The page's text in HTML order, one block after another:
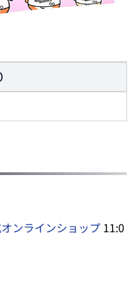
ンラインショップ 11:0